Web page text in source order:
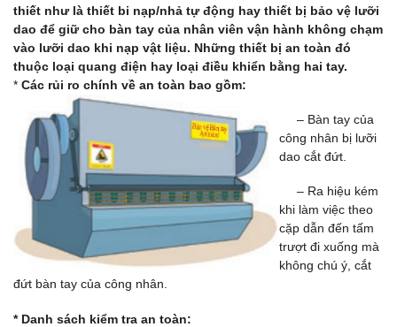
thiết như là thiết bi nạp/nhả tự động hay thiết bị bảo vệ lưỡi
dao để giữ cho bàn tay của nhân viên vận hành không chạm
vào lưỡi dao khi nạp vật liệu. Những thiết bị an toàn đó
thuộc loại quang điện hay loại điều khiển bằng hai tay.
* Các rủi ro chính về an toàn bao gồm:
– Bàn tay của
công nhân bị lưỡi
dao cắt đứt.
– Ra hiệu kém
khi làm việc theo
cặp dẫn đến tấm
trượt đi xuống mà
không chú ý, cắt
đứt bàn tay của công nhân.
* Danh sách kiểm tra an toàn: